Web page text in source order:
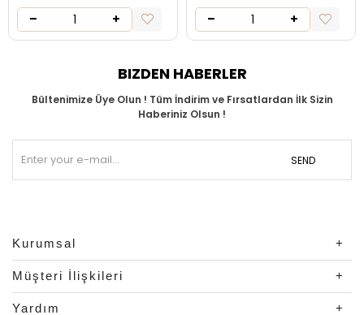
BIZDEN HABERLER
Bültenimize Üye Olun ! Tüm İndirim ve Fırsatlardan İlk Sizin
Haberiniz Olsun !
SEND
Kurumsal
Müşteri İlişkileri
Yardım